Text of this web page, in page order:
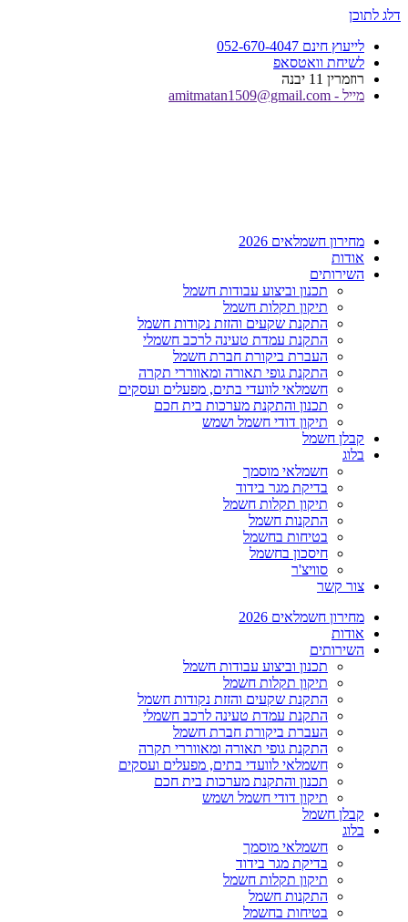
דלג לתוכן
לייעוץ חינם 052-670-4047
לשיחת וואטסאפ
רוזמרין 11 יבנה
מייל - amitmatan1509@gmail.com
מחירון חשמלאים 2026
אודות
השירותים
תכנון וביצוע עבודות חשמל
תיקון תקלות חשמל
התקנת שקעים והזזת נקודות חשמל
התקנת עמדת טעינה לרכב חשמלי
העברת ביקורת חברת חשמל
התקנת גופי תאורה ומאווררי תקרה
חשמלאי לוועדי בתים, מפעלים ועסקים
תכנון והתקנת מערכות בית חכם
תיקון דודי חשמל ושמש
קבלן חשמל
בלוג
חשמלאי מוסמך
בדיקת מגר בידוד
תיקון תקלות חשמל
התקנות חשמל
בטיחות בחשמל
חיסכון בחשמל
סוויצ'ר
צור קשר
מחירון חשמלאים 2026
אודות
השירותים
תכנון וביצוע עבודות חשמל
תיקון תקלות חשמל
התקנת שקעים והזזת נקודות חשמל
התקנת עמדת טעינה לרכב חשמלי
העברת ביקורת חברת חשמל
התקנת גופי תאורה ומאווררי תקרה
חשמלאי לוועדי בתים, מפעלים ועסקים
תכנון והתקנת מערכות בית חכם
תיקון דודי חשמל ושמש
קבלן חשמל
בלוג
חשמלאי מוסמך
בדיקת מגר בידוד
תיקון תקלות חשמל
התקנות חשמל
בטיחות בחשמל